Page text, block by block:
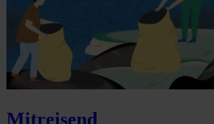
Mitreisend